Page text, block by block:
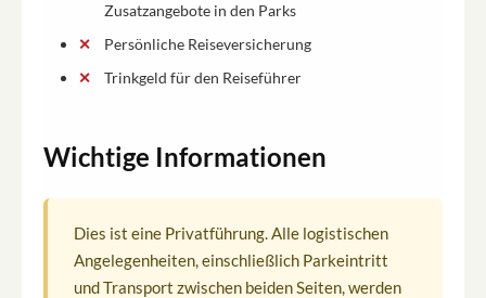
Zusatzangebote in den Parks
Persönliche Reiseversicherung
Trinkgeld für den Reiseführer
Wichtige Informationen
Dies ist eine Privatführung. Alle logistischen
Angelegenheiten, einschließlich Parkeintritt
und Transport zwischen beiden Seiten, werden